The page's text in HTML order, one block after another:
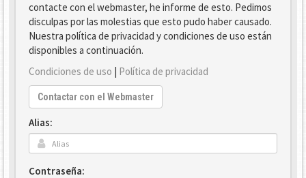
contacte con el webmaster, he informe de esto. Pedimos
disculpas por las molestias que esto pudo haber causado.
Nuestra política de privacidad y condiciones de uso están
disponibles a continuación.
Condiciones de uso | Política de privacidad
Contactar con el Webmaster
Alias:
Contraseña: